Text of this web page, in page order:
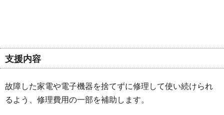
支援内容
故障した家電や電子機器を捨てずに修理して使い続けられ
るよう、修理費用の一部を補助します。